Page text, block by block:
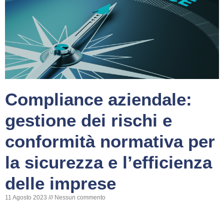
Compliance aziendale:
gestione dei rischi e
conformità normativa per
la sicurezza e l’efficienza
delle imprese
11 Agosto 2023 Nessun commento